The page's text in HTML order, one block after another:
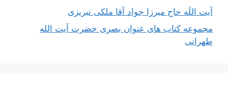
آیت اللَه حاج میرزا جواد آقا ملکی تبریزی
مجموعه کتاب های عنوان بصری حضرت آیت الله
طهرانی